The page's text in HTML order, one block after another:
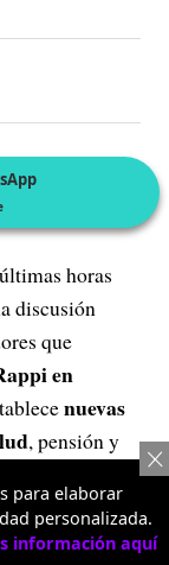
horas
discusión
que
en
nuevas
, pensión y
de lo
para elaborar
personalizada.
información aquí